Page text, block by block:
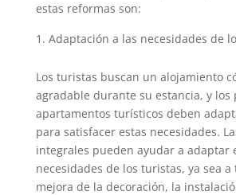
estas reformas son:
Adaptación a las necesidades de
Los turistas buscan un alojamiento
agradable durante su estancia, y los
apartamentos turísticos deben
para satisfacer estas necesidades.
integrales pueden ayudar a adaptar
necesidades de los turistas, ya sea a
mejora de la decoración, la